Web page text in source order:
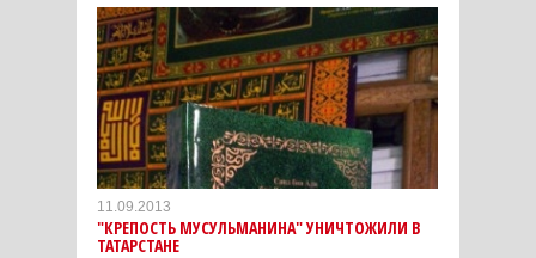
11.09.2013
"КРЕПОСТЬ МУСУЛЬМАНИНА" УНИЧТОЖИЛИ В
ТАТАРСТАНЕ